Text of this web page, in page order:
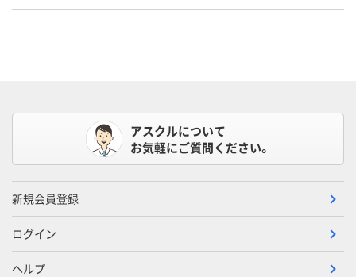
アスクルについて
お気軽にご質問ください。
新規会員登録
ログイン
ヘルプ